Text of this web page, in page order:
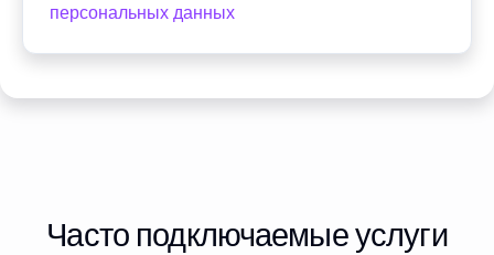
персональных данных
Часто подключаемые услуги